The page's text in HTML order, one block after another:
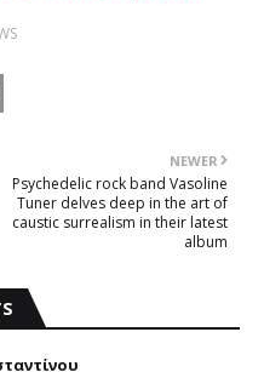
NEWER
Psychedelic rock band Vasoline
Tuner delves deep in the art of
caustic surrealism in their latest
album